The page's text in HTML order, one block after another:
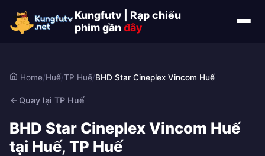
Kungfutv | Rạp chiếu
phim gầnđây
Home/Huế/TP Huế/BHD Star Cineplex Vincom Huế
Quay lại TP Huế
BHD Star Cineplex Vincom Huế
tại Huế, TP Huế